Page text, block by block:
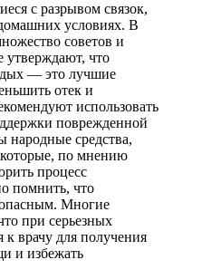
с разрывом связок,
условиях. В
советов и
утверждают, что
— это лучшие
отек и
использовать
поврежденной
народные средства,
которые, по мнению
процесс
помнить, что
Многие
при серьезных
к врачу для получения
и избежать